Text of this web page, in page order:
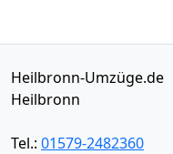
Heilbronn-Umzüge.de
Heilbronn
Tel.: 01579-2482360